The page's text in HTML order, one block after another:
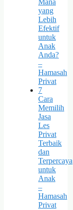
Mana
yang
Lebih
Efektif
untuk
Anak
Anda?
–
Hamasah
Privat
7
Cara
Memilih
Jasa
Les
Privat
Terbaik
dan
Terpercaya
untuk
Anak
–
Hamasah
Privat